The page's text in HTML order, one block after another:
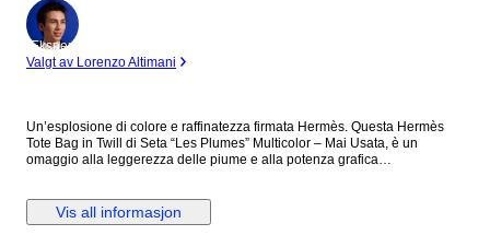
Ekspert
Valgt av Lorenzo Altimani
Un’esplosione di colore e raffinatezza firmata Hermès. Questa Hermès
Tote Bag in Twill di Seta “Les Plumes” Multicolor – Mai Usata, è un
omaggio alla leggerezza delle piume e alla potenza grafica
pezzo da collezione. Perfetta per chi vuole distinguersi con un’eleganza
fuori dal comune anche nei momenti più casual. SCHEDA TECNICA
Vis all informasjon